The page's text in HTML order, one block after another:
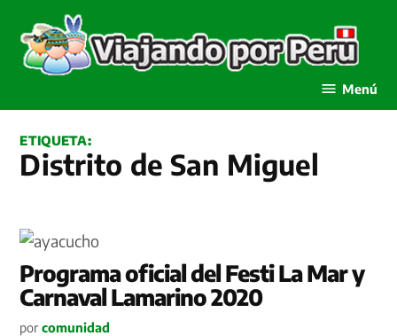
contenido
Menú
ETIQUETA:
Distrito de San Miguel
Programa oficial del Festi La Mar y
Carnaval Lamarino 2020
por comunidad